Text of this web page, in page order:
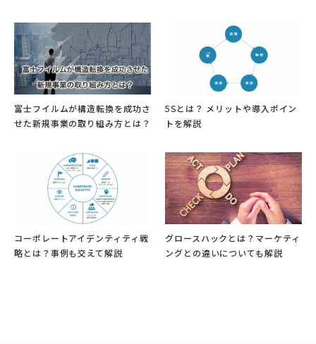
富士フイルムが構造転換を成功さ
せた新規事業の取り組み方とは？
5Sとは？ メリットや導入ポイン
トを解説
コーポレートアイデンティティ戦
略とは？事例も交えて解説
グロースハックとは？マーケティ
ングとの違いについても解説